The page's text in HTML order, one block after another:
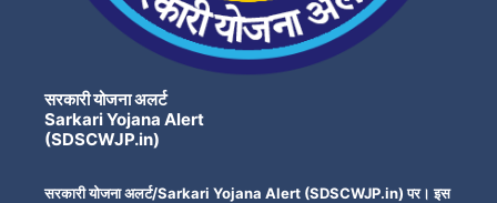
सरकारी योजना अलर्ट
Sarkari Yojana Alert
(SDSCWJP.in)
सरकारी योजना अलर्ट/Sarkari Yojana Alert (SDSCWJP.in) पर। इस